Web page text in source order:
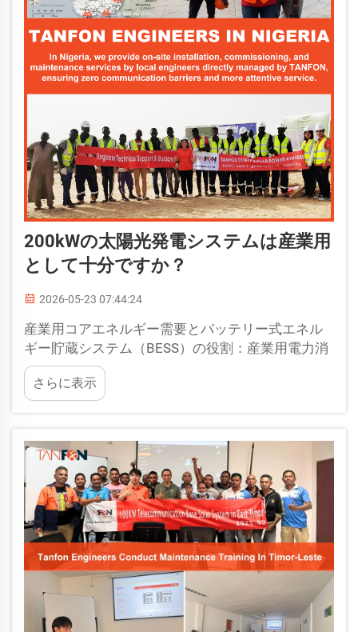
200kWの太陽光発電システムは産業用
として十分ですか？
2026-05-23 07:44:24
産業用コアエネルギー需要とバッテリー式エネル
ギー貯蔵システム（BESS）の役割：産業用電力消
費は、住宅用および商業用消費とは大きく異な
り、ピーク電力需要が高く、長時間運転が求めら
れ、負荷変動が不安定であるという特徴がありま
さらに表示